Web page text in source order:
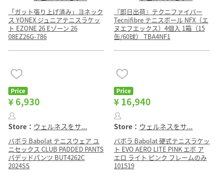
「ガット張り上げ済み」ヨネック
ス YONEX ジュニアテニスラケッ
ト EZONE 26 Eゾーン 26
08EZ26G-786
『即日出荷』テクニファイバー
Tecnifibre テニスボール NFX（エ
ヌエフエックス）4個入 1箱（15
缶/60球） TBA4NF1
Price
¥ 6,930
Store： ウェルネスをサ...
バボラ Babolat テニスウェア ユ
ニセックス CLUB PADDED PANTS
パデッドパンツ BUT4262C
2024SS
Price
¥ 16,940
Store： ウェルネスをサ...
バボラ Babolat 硬式テニスラケッ
ト EVO AERO LITE PINK エボ ア
エロ ライト ピンク フレームのみ
101519